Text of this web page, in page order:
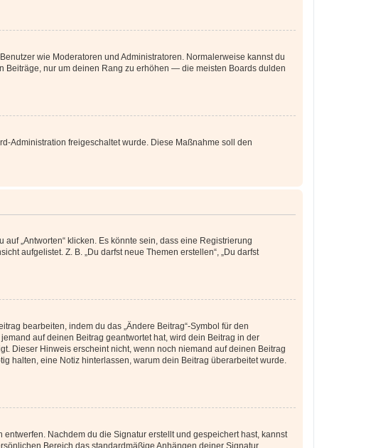
wie Moderatoren und Administratoren. Normalerweise kannst du
Beiträge, nur um deinen Rang zu erhöhen — die meisten Boards dulden
Administration freigeschaltet wurde. Diese Maßnahme soll den
„Antworten“ klicken. Es könnte sein, dass eine Registrierung
aufgelistet. Z. B. „Du darfst neue Themen erstellen“, „Du darfst
bearbeiten, indem du das „Ändere Beitrag“-Symbol für den
auf deinen Beitrag geantwortet hat, wird dein Beitrag in der
Dieser Hinweis erscheint nicht, wenn noch niemand auf deinen Beitrag
halten, eine Notiz hinterlassen, warum dein Beitrag überarbeitet wurde.
Nachdem du die Signatur erstellt und gespeichert hast, kannst
Bereich das standardmäßige Anhängen deiner Signatur